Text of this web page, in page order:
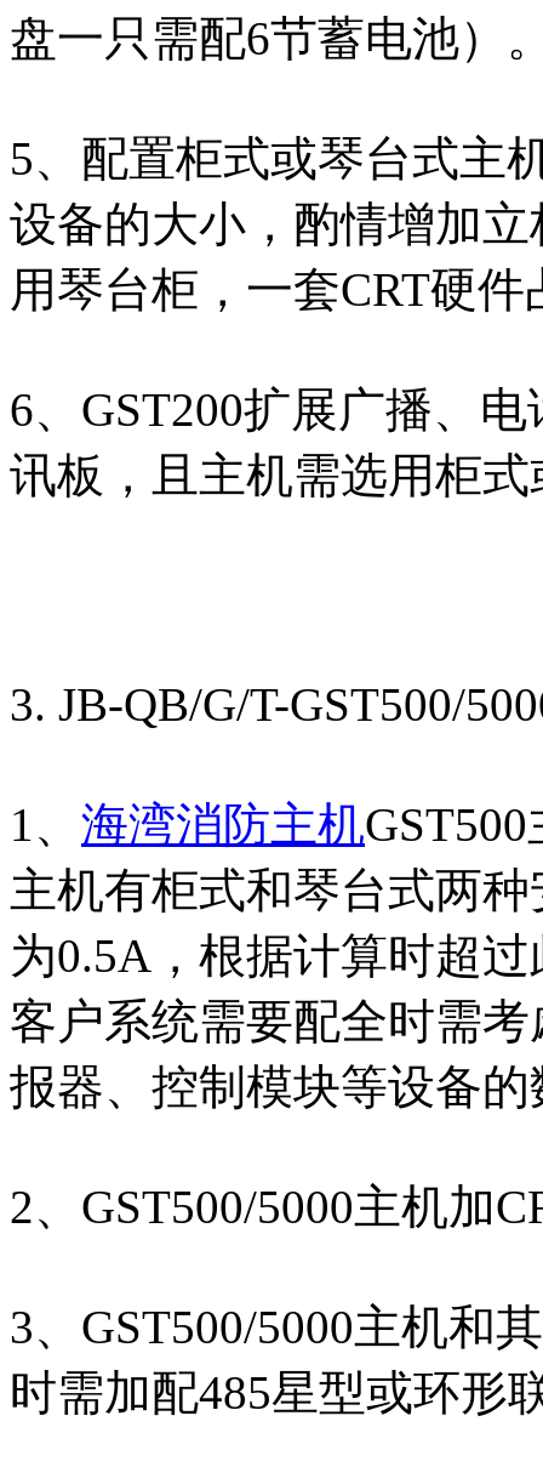
盘一只需配6节蓄电池）
5、配置柜式或琴台式主
设备的大小，酌情增加
用琴台柜，一套CRT硬
6、GST200扩展广播、
讯板，且主机需选用柜
3. JB-QB/G/T-GST500/
1、 海湾消防主机
主机有柜式和琴台式两
为0.5A，根据计算时超
客户系统需要配全时需
报器、控制模块等设备
2、GST500/5000主机加
3、GST500/5000主机和
时需加配485星型或环形